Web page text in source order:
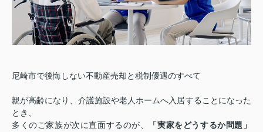
尼崎市で後悔しない不動産売却と税制優遇のすべて
親が高齢になり、介護施設や老人ホームへ入居することになった
とき、
多くのご家族が次に直面するのが、
「実家をどうするか問題」